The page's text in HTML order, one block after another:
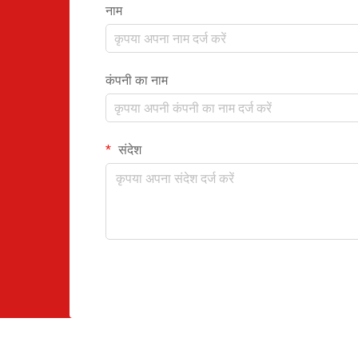
नाम
कंपनी का नाम
संदेश